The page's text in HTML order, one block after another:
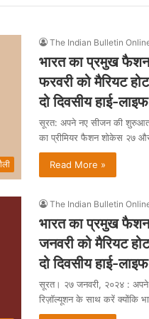
The Indian Bulletin
भारत का प्रमुख
फरवरी को मैरियट
दो दिवसीय हाई-
सूरत: अपने नए सीजन की
का प्रीमियर फैशन शोकेस २७
Read More »
The Indian Bulletin
भारत का प्रमुख
जनवरी को मैरियट
दो दिवसीय हाई-
सूरत। २७ जनवरी, २०२४ :
रिज़ॉल्यूशन के साथ करें क्योंकि